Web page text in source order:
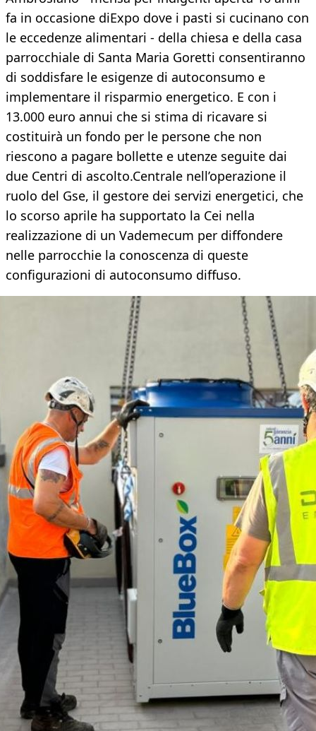
fa in occasione diExpo dove i pasti si cucinano con
le eccedenze alimentari - della chiesa e della casa
parrocchiale di Santa Maria Goretti consentiranno
di soddisfare le esigenze di autoconsumo e
implementare il risparmio energetico. E con i
13.000 euro annui che si stima di ricavare si
costituirà un fondo per le persone che non
riescono a pagare bollette e utenze seguite dai
due Centri di ascolto.Centrale nell’operazione il
ruolo del Gse, il gestore dei servizi energetici, che
lo scorso aprile ha supportato la Cei nella
realizzazione di un Vademecum per diffondere
nelle parrocchie la conoscenza di queste
configurazioni di autoconsumo diffuso.